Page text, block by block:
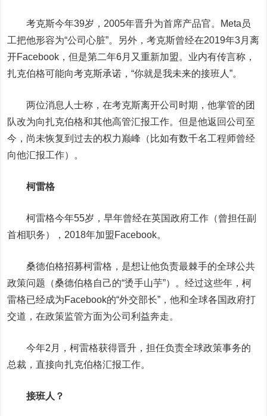
考克斯今年39岁，2005年晋升为首席产品官。Meta员
工把他形容为“公司心脏”。另外，考克斯曾经在2019年3月离
开Facebook，但是第二年6月又重新加盟。业内有传言称，
扎克伯格可能向考克斯承诺，“你就是我未来的接班人”。
两位消息人士称，在考克斯离开公司时期，他掌管的团
队改为向扎克伯格和其他高管汇报工作。但是他返回公司至
今，尚未恢复到过去的权力巅峰（比如有数千名工程师曾经
向他汇报工作）。
柯雷格
柯雷格今年55岁，早年曾经在英国政府工作（曾担任副
首相职务），2018年加盟Facebook。
桑德伯格招募柯雷格，是想让他负责最棘手的全球公共
政策问题（桑德伯格自己的“烫手山芋”）。经过这些年，柯
雷格已经成为Facebook的“外交部长”，他和全球各国政府打
交道，在政策监管方面为公司利益奔走。
今年2月，柯雷格获得晋升，担任负责全球政策事务的
总裁，直接向扎克伯格汇报工作。
接班人？